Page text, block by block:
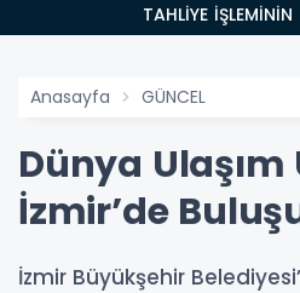
TAHLİYE
Anasayfa GÜNCEL
Dünya Ulaşım
İzmir’de
İzmir Büyükşehir